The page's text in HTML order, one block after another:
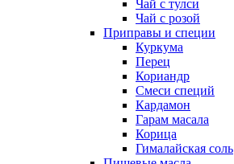
Чай с тулси
Чай с розой
Приправы и специи
Куркума
Перец
Кориандр
Смеси специй
Кардамон
Гарам масала
Корица
Гималайская соль